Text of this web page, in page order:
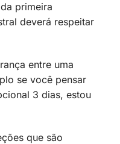
primeira
deverá respeitar
entre uma
se você pensar
3 dias, estou
que são